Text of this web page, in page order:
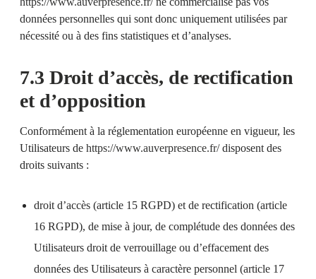
données personnelles qui sont donc uniquement utilisées par
nécessité ou à des fins statistiques et d’analyses.
7.3 Droit d’accès, de rectification
et d’opposition
Conformément à la réglementation européenne en vigueur, les
Utilisateurs de https://www.auverpresence.fr/disposent des
droits suivants :
droit d’accès (article 15 RGPD) et de rectification (article
16 RGPD), de mise à jour, de complétude des données des
Utilisateurs droit de verrouillage ou d’effacement des
données des Utilisateurs à caractère personnel (article 17